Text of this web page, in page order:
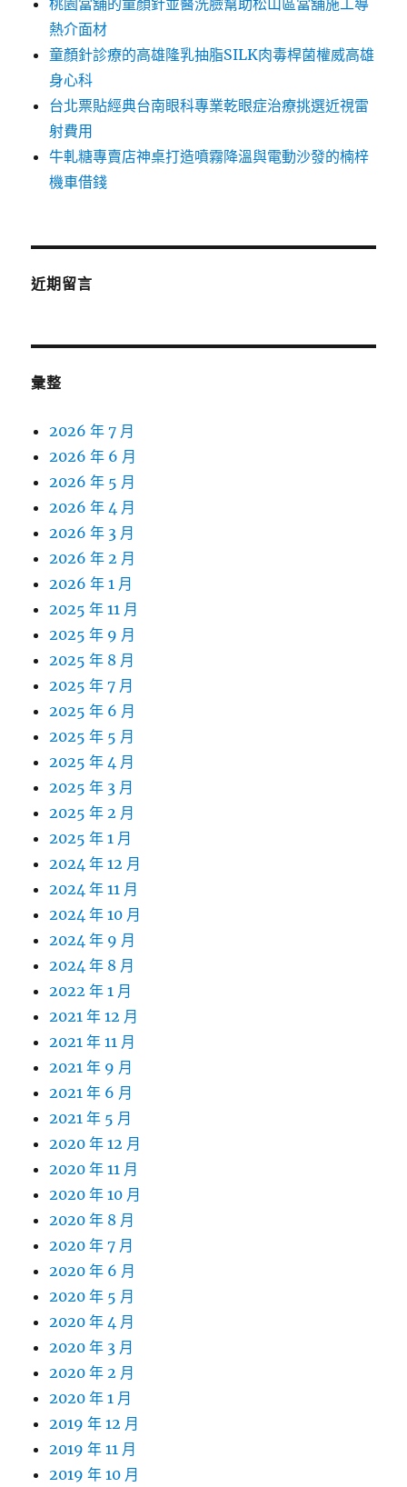
桃園當舖的童顏針並醫洗臉幫助松山區當舖施工導
熱介面材
童顏針診療的高雄隆乳抽脂SILK肉毒桿菌權威高雄
身心科
台北票貼經典台南眼科專業乾眼症治療挑選近視雷
射費用
牛軋糖專賣店神桌打造噴霧降溫與電動沙發的楠梓
機車借錢
近期留言
彙整
2026 年 7 月
2026 年 6 月
2026 年 5 月
2026 年 4 月
2026 年 3 月
2026 年 2 月
2026 年 1 月
2025 年 11 月
2025 年 9 月
2025 年 8 月
2025 年 7 月
2025 年 6 月
2025 年 5 月
2025 年 4 月
2025 年 3 月
2025 年 2 月
2025 年 1 月
2024 年 12 月
2024 年 11 月
2024 年 10 月
2024 年 9 月
2024 年 8 月
2022 年 1 月
2021 年 12 月
2021 年 11 月
2021 年 9 月
2021 年 6 月
2021 年 5 月
2020 年 12 月
2020 年 11 月
2020 年 10 月
2020 年 8 月
2020 年 7 月
2020 年 6 月
2020 年 5 月
2020 年 4 月
2020 年 3 月
2020 年 2 月
2020 年 1 月
2019 年 12 月
2019 年 11 月
2019 年 10 月